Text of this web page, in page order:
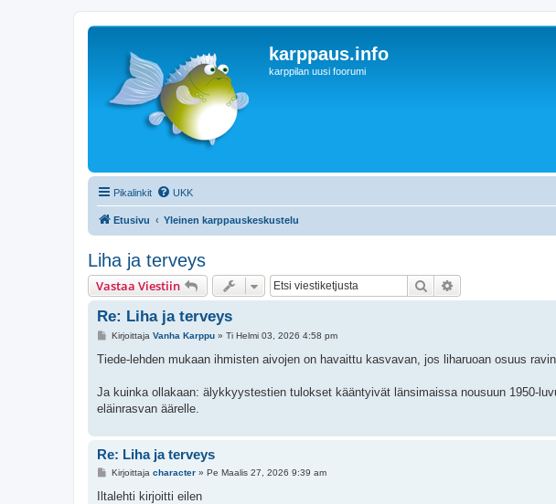
karppaus.info
karppilan uusi foorumi
Pikalinkit UKK
Etusivu Yleinen karppauskeskustelu
Liha ja terveys
Vastaa Viestiin Etsi
Re: Liha ja terveys
V
e
i
Kirjoittaja Vanha Karppu» Ti Helmi 03, 2026 4:58 pm
Tiede-lehden mukaan ihmisten aivojen on havaittu kasvavan, jos liharuoan osuus
Ja kuinka ollakaan: älykkyystestien tulokset kääntyivät länsimaissa nousuun 1950-
eläinrasvan äärelle.
Re: Liha ja terveys
V
e
Kirjoittaja character» Pe Maalis 27, 2026 9:39 am
Iltalehti kirjoitti eilen